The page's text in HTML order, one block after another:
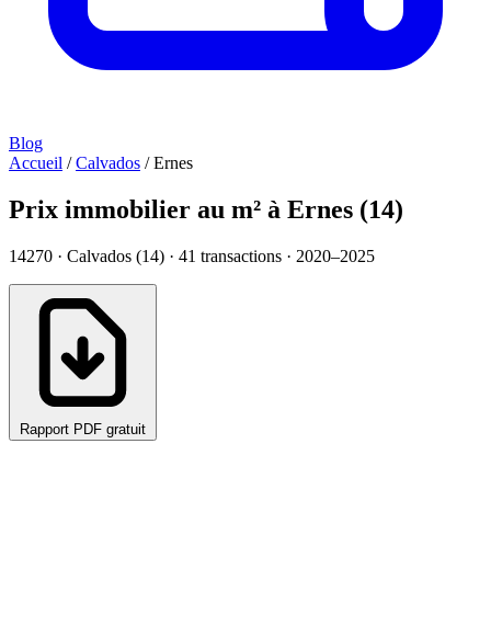
Blog
Accueil / Calvados / Ernes
Prix immobilier au m² à Ernes (14)
14270 · Calvados (14) · 41 transactions · 2020–2025
Rapport PDF gratuit